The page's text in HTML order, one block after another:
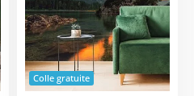
Colle gratuite